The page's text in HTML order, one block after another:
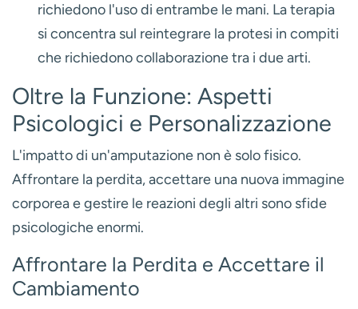
richiedono l'uso di entrambe le mani. La terapia
si concentra sul reintegrare la protesi in compiti
che richiedono collaborazione tra i due arti.
Oltre la Funzione: Aspetti
Psicologici e Personalizzazione
L'impatto di un'amputazione non è solo fisico.
Affrontare la perdita, accettare una nuova immagine
corporea e gestire le reazioni degli altri sono sfide
psicologiche enormi.
Affrontare la Perdita e Accettare il
Cambiamento